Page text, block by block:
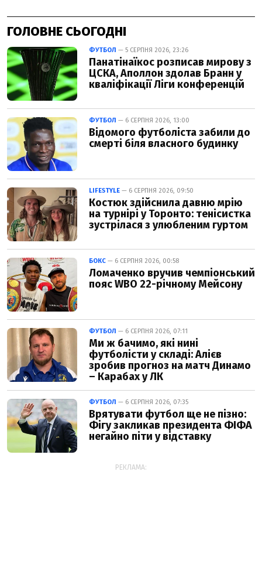
ГОЛОВНЕ СЬОГОДНІ
ФУТБОЛ — 5 СЕРПНЯ 2026, 23:26
Панатінаїкос розписав мирову з
ЦСКА, Аполлон здолав Бранн у
кваліфікації Ліги конференцій
ФУТБОЛ — 6 СЕРПНЯ 2026, 13:00
Відомого футболіста забили до
смерті біля власного будинку
LIFESTYLE — 6 СЕРПНЯ 2026, 09:50
Костюк здійснила давню мрію
на турнірі у Торонто: тенісистка
зустрілася з улюбленим гуртом
БОКС — 6 СЕРПНЯ 2026, 00:58
Ломаченко вручив чемпіонський
пояс WBO 22-річному Мейсону
ФУТБОЛ — 6 СЕРПНЯ 2026, 07:11
Ми ж бачимо, які нині
футболісти у складі: Алієв
зробив прогноз на матч Динамо
– Карабах у ЛК
ФУТБОЛ — 6 СЕРПНЯ 2026, 07:35
Врятувати футбол ще не пізно:
Фігу закликав президента ФІФА
негайно піти у відставку
РЕКЛАМА: